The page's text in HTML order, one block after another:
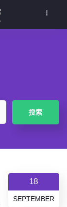
搜索
18
SEPTEMBER